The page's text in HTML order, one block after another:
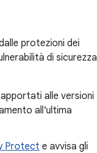
protezioni dei
di sicurezza
alle versioni
all'ultima
Protect e avvisa gli